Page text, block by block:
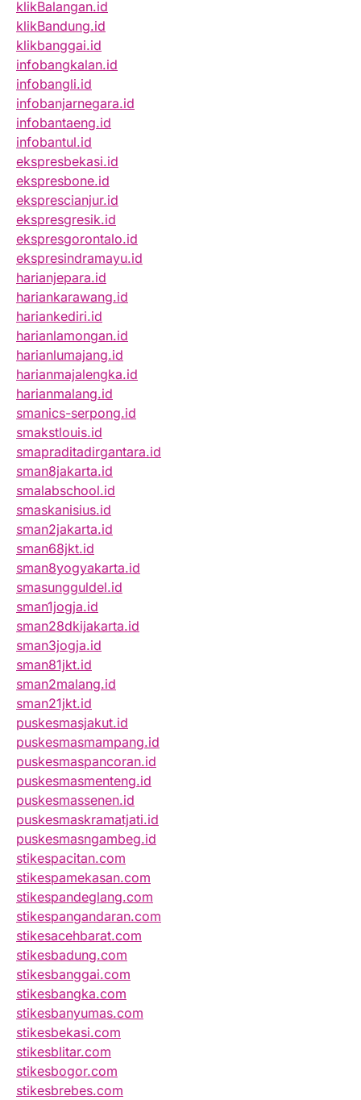
klikBalangan.id
klikBandung.id
klikbanggai.id
infobangkalan.id
infobangli.id
infobanjarnegara.id
infobantaeng.id
infobantul.id
ekspresbekasi.id
ekspresbone.id
eksprescianjur.id
ekspresgresik.id
ekspresgorontalo.id
ekspresindramayu.id
harianjepara.id
hariankarawang.id
hariankediri.id
harianlamongan.id
harianlumajang.id
harianmajalengka.id
harianmalang.id
smanics-serpong.id
smakstlouis.id
smapraditadirgantara.id
sman8jakarta.id
smalabschool.id
smaskanisius.id
sman2jakarta.id
sman68jkt.id
sman8yogyakarta.id
smasungguldel.id
sman1jogja.id
sman28dkijakarta.id
sman3jogja.id
sman81jkt.id
sman2malang.id
sman21jkt.id
puskesmasjakut.id
puskesmasmampang.id
puskesmaspancoran.id
puskesmasmenteng.id
puskesmassenen.id
puskesmaskramatjati.id
puskesmasngambeg.id
stikespacitan.com
stikespamekasan.com
stikespandeglang.com
stikespangandaran.com
stikesacehbarat.com
stikesbadung.com
stikesbanggai.com
stikesbangka.com
stikesbanyumas.com
stikesbekasi.com
stikesblitar.com
stikesbogor.com
stikesbrebes.com